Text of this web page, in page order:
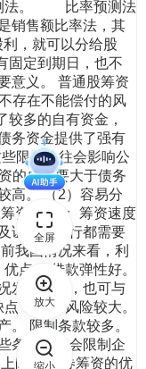
测法。 比率预测法
销售额比率法，其
，就可以分给股
固定到期日，也不
意义。 普通股筹资
存在不能偿付的风
多的自有资金，
务资金提供了强有
限制往往会影响公
的成本要大于债务
高。 （2）容易分
资 优点： 筹资速度
证券的发行都需要
我国情况来看，利
点： 借款弹性好。
发生变化，也可与
： 财务风险较大。
限制条款较多。
条款可能会限制企
限。 债券筹资的优
全屏
放大
缩小